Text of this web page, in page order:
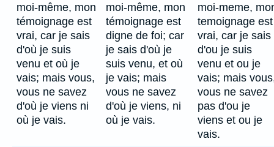
moi-même, mon
témoignage est
vrai, car je sais
d'où je suis
venu et où je
vais; mais vous,
vous ne savez
d'où je viens ni
où je vais.
moi-même, mon
témoignage est
digne de foi; car
je sais d'où je
suis venu, et où
je vais; mais
vous ne savez
d'où je viens, ni
où je vais.
moi-meme,
temoignage est
vrai, car je sais
d'ou je suis
venu et ou je
vais; mais
vous ne savez
pas d'ou je
viens et ou je
vais.